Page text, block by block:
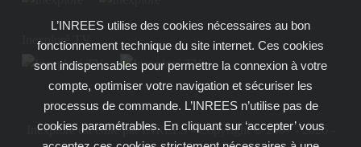
Inexploré TV
Inexploré est édité par INREES - Copyright © 2007 - 2026 -
L’INREES utilise des cookies nécessaires au bon
fonctionnement technique du site internet. Ces cookies
sont indispensables pour permettre la connexion à votre
compte, optimiser votre navigation et sécuriser les
processus de commande. L’INREES n’utilise pas de
cookies paramétrables. En cliquant sur ‘accepter’ vous